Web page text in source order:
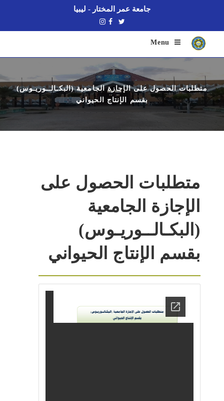
جامعة عمر المختار - ليبيا
Menu
متطلبات الحصول على الإجازة الجامعية (البكـالــوريـوس)
بقسم الإنتاج الحيواني
متطلبات الحصول على
الإجازة الجامعية
(البكـالــوريـوس)
بقسم الإنتاج الحيواني